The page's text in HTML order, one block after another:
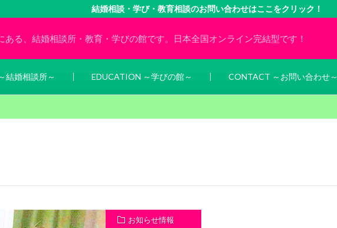
結婚相談・学び・教育相談のお問い合わせはここをクリック！
ある、結婚相談所・教育・学びの館です。日本全国オンライン完結型です！
結婚相談所～ EDUCATION ～学びの館～ CONTACT ～お問い合わせ～
お知らせ情報